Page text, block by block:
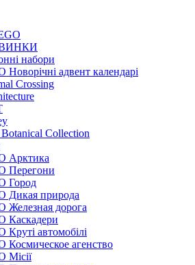
набори
Новорічні адвент календарі
Crossing
Collection
Арктика
Перегони
Город
Дикая природа
Железная дорога
Каскадери
Круті автомобілі
Космическое агенство
Місії